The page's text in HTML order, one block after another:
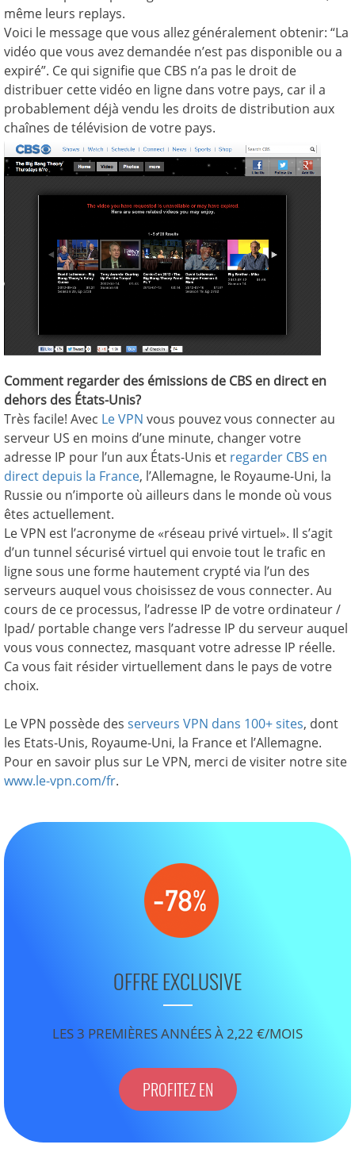
même leurs replays.
Voici le message que vous allez généralement obtenir: “La
vidéo que vous avez demandée n’est pas disponible ou a
expiré”. Ce qui signifie que CBS n’a pas le droit de
distribuer cette vidéo en ligne dans votre pays, car il a
probablement déjà vendu les droits de distribution aux
chaînes de télévision de votre pays.
Comment regarder des émissions de CBS en direct en
dehors des États-Unis?
Très facile! Avec Le VPN vous pouvez vous connecter au
serveur US en moins d’une minute, changer votre
adresse IP pour l’un aux États-Unis et regarder CBS en
direct depuis la France, l’Allemagne, le Royaume-Uni, la
Russie ou n’importe où ailleurs dans le monde où vous
êtes actuellement.
Le VPN est l’acronyme de «réseau privé virtuel». Il s’agit
d’un tunnel sécurisé virtuel qui envoie tout le trafic en
ligne sous une forme hautement crypté via l’un des
serveurs auquel vous choisissez de vous connecter. Au
cours de ce processus, l’adresse IP de votre ordinateur /
Ipad/ portable change vers l’adresse IP du serveur auquel
vous vous connectez, masquant votre adresse IP réelle.
Ca vous fait résider virtuellement dans le pays de votre
choix.
Le VPN possède des serveurs VPN dans 100+ sites, dont
les Etats-Unis, Royaume-Uni, la France et l’Allemagne.
Pour en savoir plus sur Le VPN, merci de visiter notre site
www.le-vpn.com/fr.
OFFRE EXCLUSIVE
LES 3 PREMIÈRES ANNÉES À 2,22 €/MOIS
PROFITEZ EN